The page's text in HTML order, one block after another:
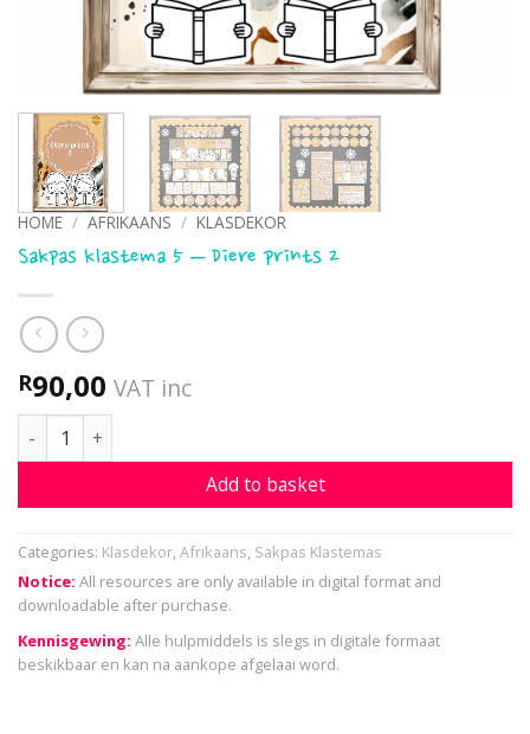
HOME / AFRIKAANS / KLASDEKOR
Sakpas klastema 5 – Diere prints 2
R90,00 VAT inc
Sakpas klastema 5 - Diere prints 2 quantity
Add to basket
Categories: Klasdekor,Afrikaans, Sakpas Klastemas
Notice: All resources are only available in digital format and
downloadable after purchase.
Kennisgewing: Alle hulpmiddels is slegs in digitale formaat
beskikbaar en kan na aankope afgelaai word.